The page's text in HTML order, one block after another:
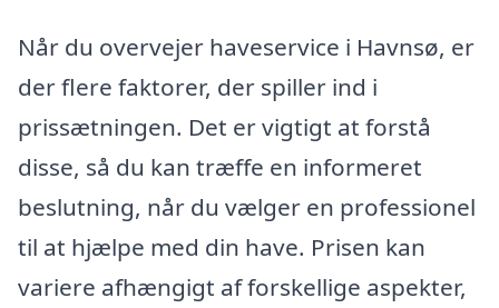
Når du overvejer haveservice i Havnsø, er
der flere faktorer, der spiller ind i
prissætningen. Det er vigtigt at forstå
disse, så du kan træffe en informeret
beslutning, når du vælger en professionel
til at hjælpe med din have. Prisen kan
variere afhængigt af forskellige aspekter,